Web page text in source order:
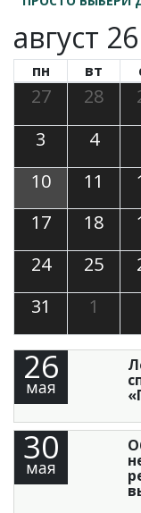
август 26
пн вт
27 28
3
4
10
11
17
18
24
25
31
1
26
мая
30
мая